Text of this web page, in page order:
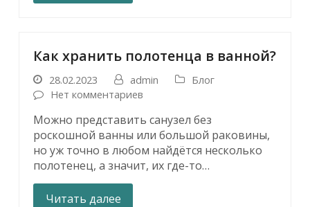
Как хранить полотенца в ванной?
28.02.2023 admin
Блог
Нет комментариев
Можно представить санузел без
роскошной ванны или большой раковины,
но уж точно в любом найдётся несколько
полотенец, а значит, их где-то…
Читать далее